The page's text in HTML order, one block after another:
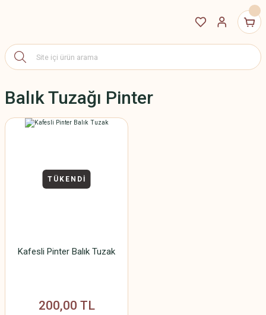
Balık Tuzağı Pinter
TÜKENDİ
Kafesli Pinter Balık Tuzak
200,00 TL